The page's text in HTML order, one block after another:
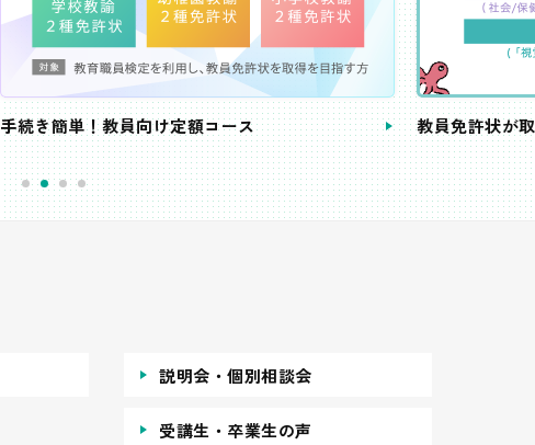
手続き簡単！教員向け定額コース 教員免許状が
説明会・個別相談会
受講生・卒業生の声